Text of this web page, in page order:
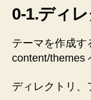
0-1.ディ
テーマを作成す
content/themes
ディレクトリ、